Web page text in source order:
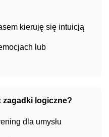
kieruję się intuicją
lub
zagadki logiczne?
dla umysłu